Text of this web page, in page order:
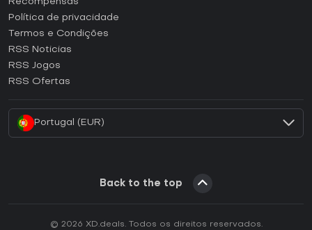
Como ativar uma CD Key Epic Games?
Como ativar uma CD Key GOG?
Como ativar uma CD Key Ubisoft Connect?
Recompensas
Política de privacidade
Termos e Condições
RSS Noticias
RSS Jogos
RSS Ofertas
Portugal (EUR)
Back to the top
© 2026 XD.deals. Todos os direitos reservados.